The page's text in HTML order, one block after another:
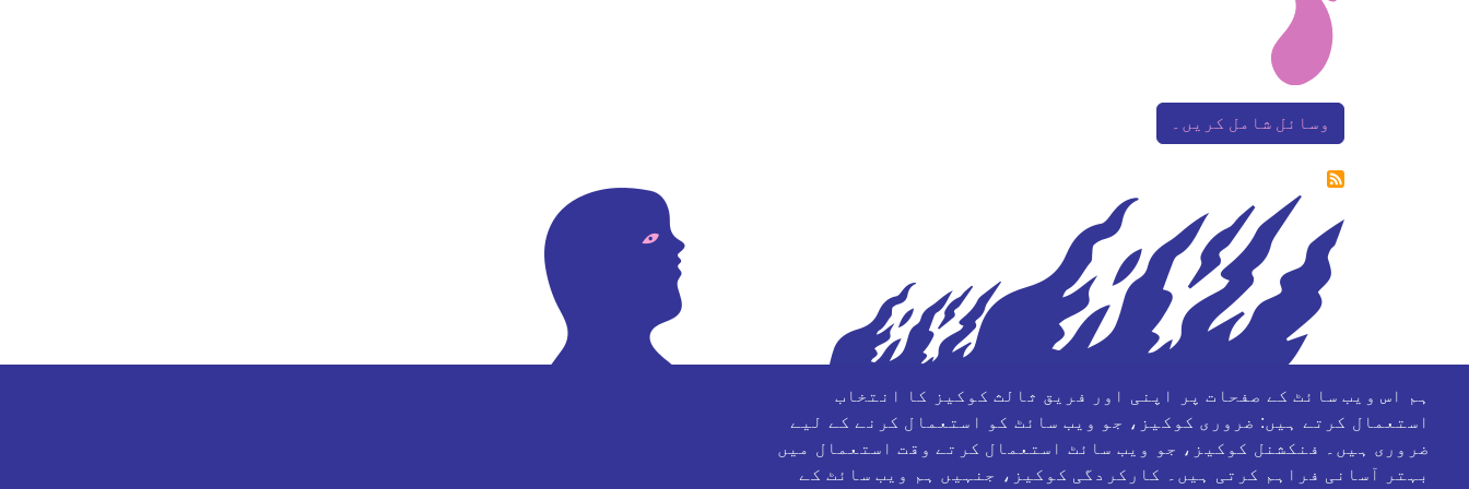
وسائل شامل کریں۔
معاون ادارے
ہم اس ویب سائٹ کے صفحات پر اپنی اور فریق ثالث کوکیز کا انتخاب
استعمال کرتے ہیں: ضروری کوکیز، جو ویب سائٹ کو استعمال کرنے کے لیے
ضروری ہیں۔ فنکشنل کوکیز، جو ویب سائٹ استعمال کرتے وقت استعمال میں
بہتر آسانی فراہم کرتی ہیں۔ کارکردگی کوکیز، جنہیں ہم ویب سائٹ کے